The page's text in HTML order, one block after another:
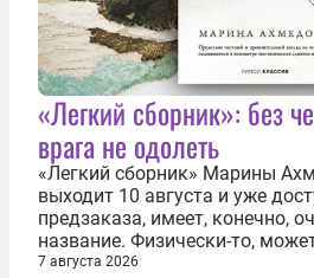
«Легкий сборник»: без
врага не одолеть
«Легкий сборник» Марины
выходит 10 августа и уже
предзаказа, имеет, конечно,
название. Физически-то,
относительно. Но
7 августа 2026